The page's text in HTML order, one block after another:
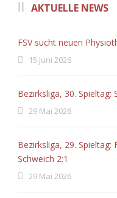
AKTUELLE NEWS
FSV sucht neuen
15 Juni 2026
Bezirksliga, 30. Spieltag:
29 Mai 2026
Bezirksliga, 29. Spieltag:
Schweich 2:1
29 Mai 2026